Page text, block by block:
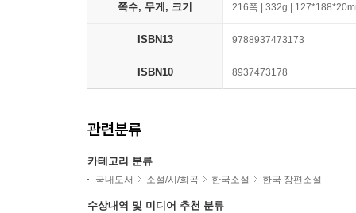
쪽수, 무게, 크기 216쪽 | 332g |
ISBN13 9788937473173
ISBN10 8937473178
관련분류
카테고리 분류
국내도서 소설/시/희곡 한국소설 한국 장편소설
수상내역 및 미디어 추천 분류